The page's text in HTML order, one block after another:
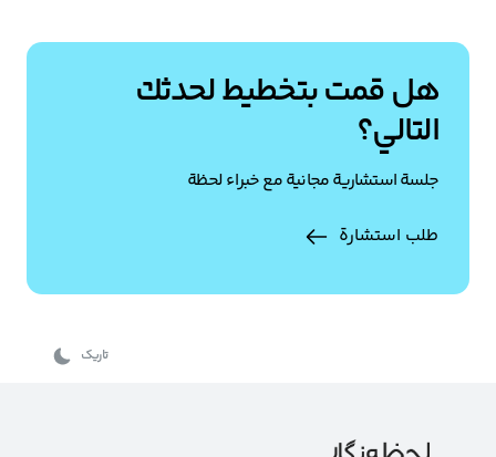
هل قمت بتخطيط لحدثك
التالي؟
جلسة استشارية مجانية مع خبراء لحظة
طلب استشارة
تاریک